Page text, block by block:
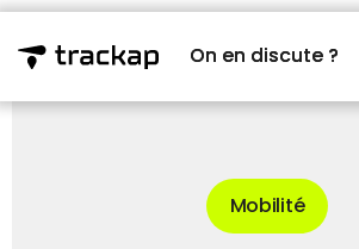
On en discute ?
On en discute ?
Mobilité